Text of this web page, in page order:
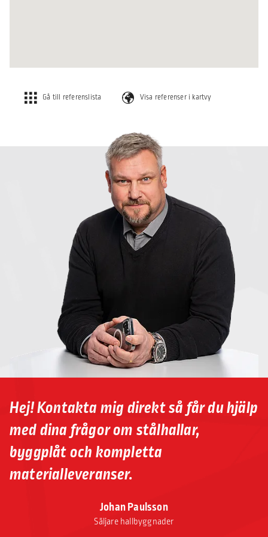
Gå till referenslista Visa referenser i kartvy
Johan Paulsson
Säljare hallbyggnader
Hej! Kontakta mig direkt så får du hjälp
med dina frågor om stålhallar,
byggplåt och kompletta
materialleveranser.